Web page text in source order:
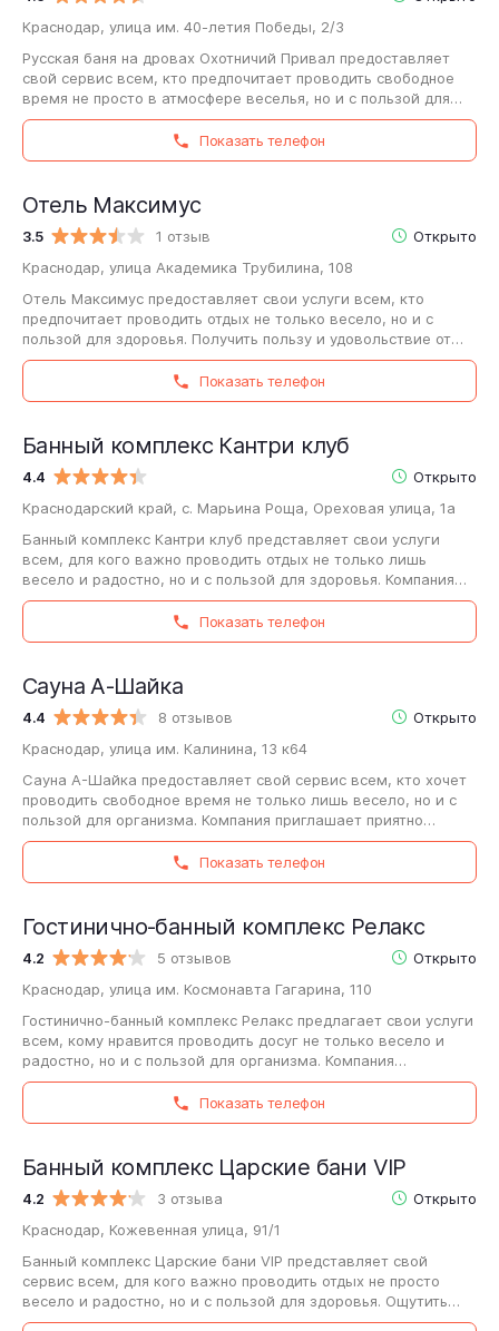
Краснодар, улица им. 40-летия Победы, 2/3
Русская баня на дровах Охотничий Привал предоставляет
свой сервис всем, кто предпочитает проводить свободное
время не просто в атмосфере веселья, но и с пользой для
здоровья и хорошего самочувствия. …
Показать телефон
3.5 1 отзыв Открыто
Отель Максимус
Краснодар, улица Академика Трубилина, 108
Отель Максимус предоставляет свои услуги всем, кто
предпочитает проводить отдых не только весело, но и с
пользой для здоровья. Получить пользу и удовольствие от
воды и пара Отель Максимус предлагает…
Показать телефон
4.4 Открыто
Банный комплекс Кантри клуб
Краснодарский край, с. Марьина Роща, Ореховая улица, 1а
Банный комплекс Кантри клуб представляет свои услуги
всем, для кого важно проводить отдых не только лишь
весело и радостно, но и с пользой для здоровья. Компания
приглашает приятно отдохнуть…
Показать телефон
4.4 8 отзывов Открыто
Сауна А-Шайка
Краснодар, улица им. Калинина, 13 к64
Сауна А-Шайка предоставляет свой сервис всем, кто хочет
проводить свободное время не только лишь весело, но и с
пользой для организма. Компания приглашает приятно
отдохнуть и поправить здоровье…
Показать телефон
4.2 5 отзывов Открыто
Гостинично-банный комплекс Релакс
Краснодар, улица им. Космонавта Гагарина, 110
Гостинично-банный комплекс Релакс предлагает свои услуги
всем, кому нравится проводить досуг не только весело и
радостно, но и с пользой для организма. Компания
предлагает приятно провести…
Показать телефон
4.2 3 отзыва Открыто
Банный комплекс Царские бани VIP
Краснодар, Кожевенная улица, 91/1
Банный комплекс Царские бани VIP представляет свой
сервис всем, для кого важно проводить отдых не просто
весело и радостно, но и с пользой для здоровья. Ощутить
удовольствие от воды и пара…